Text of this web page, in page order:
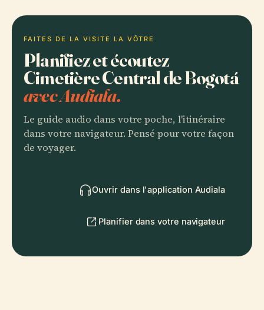
FAITES DE LA VISITE LA VÔTRE
Planifiez et écoutez
Cimetière Central de Bogotá
avec Audiala.
Le guide audio dans votre poche, l'itinéraire
dans votre navigateur. Pensé pour votre façon
de voyager.
Ouvrir dans l'application Audiala
Planifier dans votre navigateur